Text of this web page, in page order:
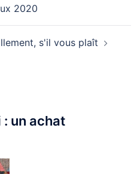
2020
s'il vous plaît
un achat